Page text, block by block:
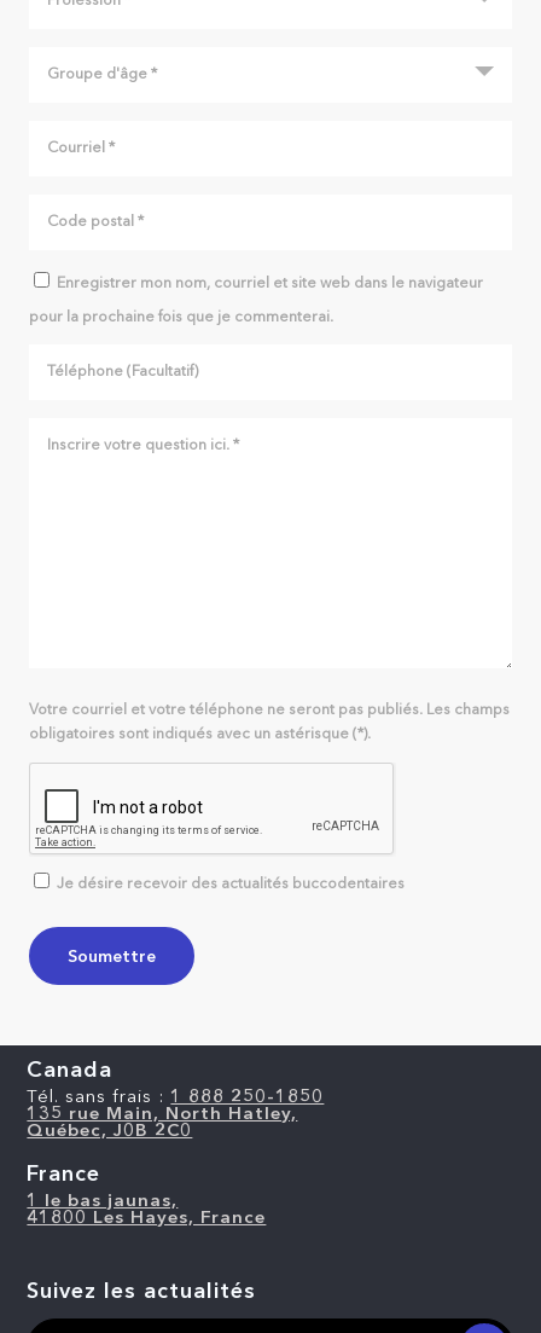
Enregistrer mon nom, courriel et site web dans le navigateur
pour la prochaine fois que je commenterai.
Votre courriel et votre téléphone ne seront pas publiés. Les champs
obligatoires sont indiqués avec un astérisque (*).
Je désire recevoir des actualités buccodentaires
Canada
Tél. sans frais : 1 888 250-1850
135 rue Main, North Hatley,
Québec, J0B 2C0
France
1 le bas jaunas,
41800 Les Hayes, France
Suivez les actualités